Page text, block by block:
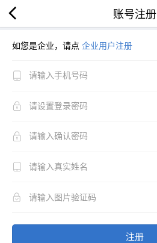
账号注册
如您是企业，请点 企业用户注册
注册